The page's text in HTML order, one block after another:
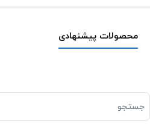
محصولات پیشنهادی